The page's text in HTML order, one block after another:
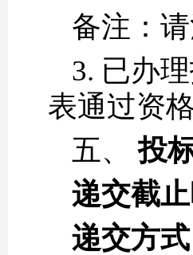
备注：
3. 已办
表通过资
五、投
递交截止
递交方式